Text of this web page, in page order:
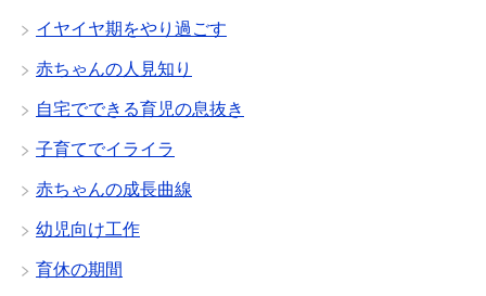
イヤイヤ期をやり過ごす
赤ちゃんの人見知り
自宅でできる育児の息抜き
子育てでイライラ
赤ちゃんの成長曲線
幼児向け工作
育休の期間